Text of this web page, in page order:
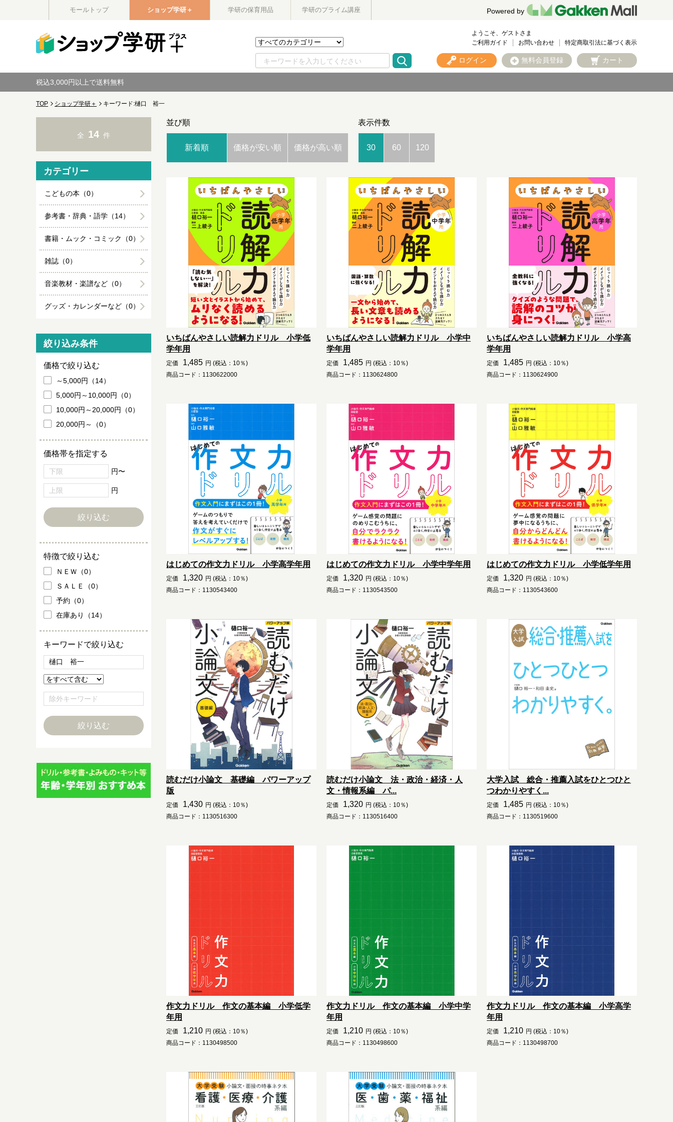
モールトップ ショップ学研＋ 学研の保育用品 学研のプライム講座 Powered by
ようこそ、ゲストさま
ご利用ガイド
お問い合わせ 特定商取引法に基づく表示
ログイン 無料会員登録 カート
税込3,000円以上で送料無料
TOP ショップ学研＋ キーワード:樋口 裕一
並び順
新着順 価格が安い順 価格が高い順
表示件数
30 60 120
いちばんやさしい読解力ドリル 小学低
学年用
定価 1,485 円 (税込：10％)
商品コード：1130622000
いちばんやさしい読解力ドリル 小学中
学年用
定価 1,485 円 (税込：10％)
商品コード：1130624800
いちばんやさしい読解力ドリル 小学高
学年用
定価 1,485 円 (税込：10％)
商品コード：1130624900
はじめての作文力ドリル 小学高学年用
定価 1,320 円 (税込：10％)
商品コード：1130543400
はじめての作文力ドリル 小学中学年用
定価 1,320 円 (税込：10％)
商品コード：1130543500
はじめての作文力ドリル 小学低学年用
定価 1,320 円 (税込：10％)
商品コード：1130543600
読むだけ小論文 基礎編 パワーアップ
版
定価 1,430 円 (税込：10％)
商品コード：1130516300
読むだけ小論文 法・政治・経済・人
文・情報系編 パ...
定価 1,320 円 (税込：10％)
商品コード：1130516400
大学入試 総合・推薦入試をひとつひと
つわかりやすく...
定価 1,485 円 (税込：10％)
商品コード：1130519600
作文力ドリル 作文の基本編 小学低学
年用
定価 1,210 円 (税込：10％)
商品コード：1130498500
作文力ドリル 作文の基本編 小学中学
年用
定価 1,210 円 (税込：10％)
商品コード：1130498600
作文力ドリル 作文の基本編 小学高学
年用
定価 1,210 円 (税込：10％)
商品コード：1130498700
全 14 件
カテゴリー
こどもの本（0）
参考書・辞典・語学（14）
書籍・ムック・コミック（0）
雑誌（0）
音楽教材・楽譜など（0）
グッズ・カレンダーなど（0）
絞り込み条件
価格で絞り込む
～5,000円（14）
5,000円～10,000円（0）
10,000円～20,000円（0）
20,000円～（0）
価格帯を指定する
円〜
円
特徴で絞り込む
ＮＥＷ（0）
ＳＡＬＥ（0）
予約（0）
在庫あり（14）
キーワードで絞り込む